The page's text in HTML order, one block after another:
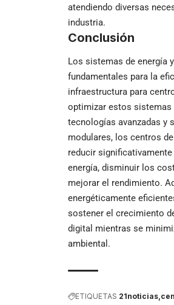
atendiendo diversas
industria.
Conclusión
Los sistemas de energía
fundamentales para la
infraestructura para
optimizar estos sistemas
tecnologías avanzadas y
modulares, los centros
reducir
energía, disminuir los
mejorar el rendimiento.
energéticamente
sostener el crecimiento
digital mientras se
ambiental.
ETIQUETAS 21noticias